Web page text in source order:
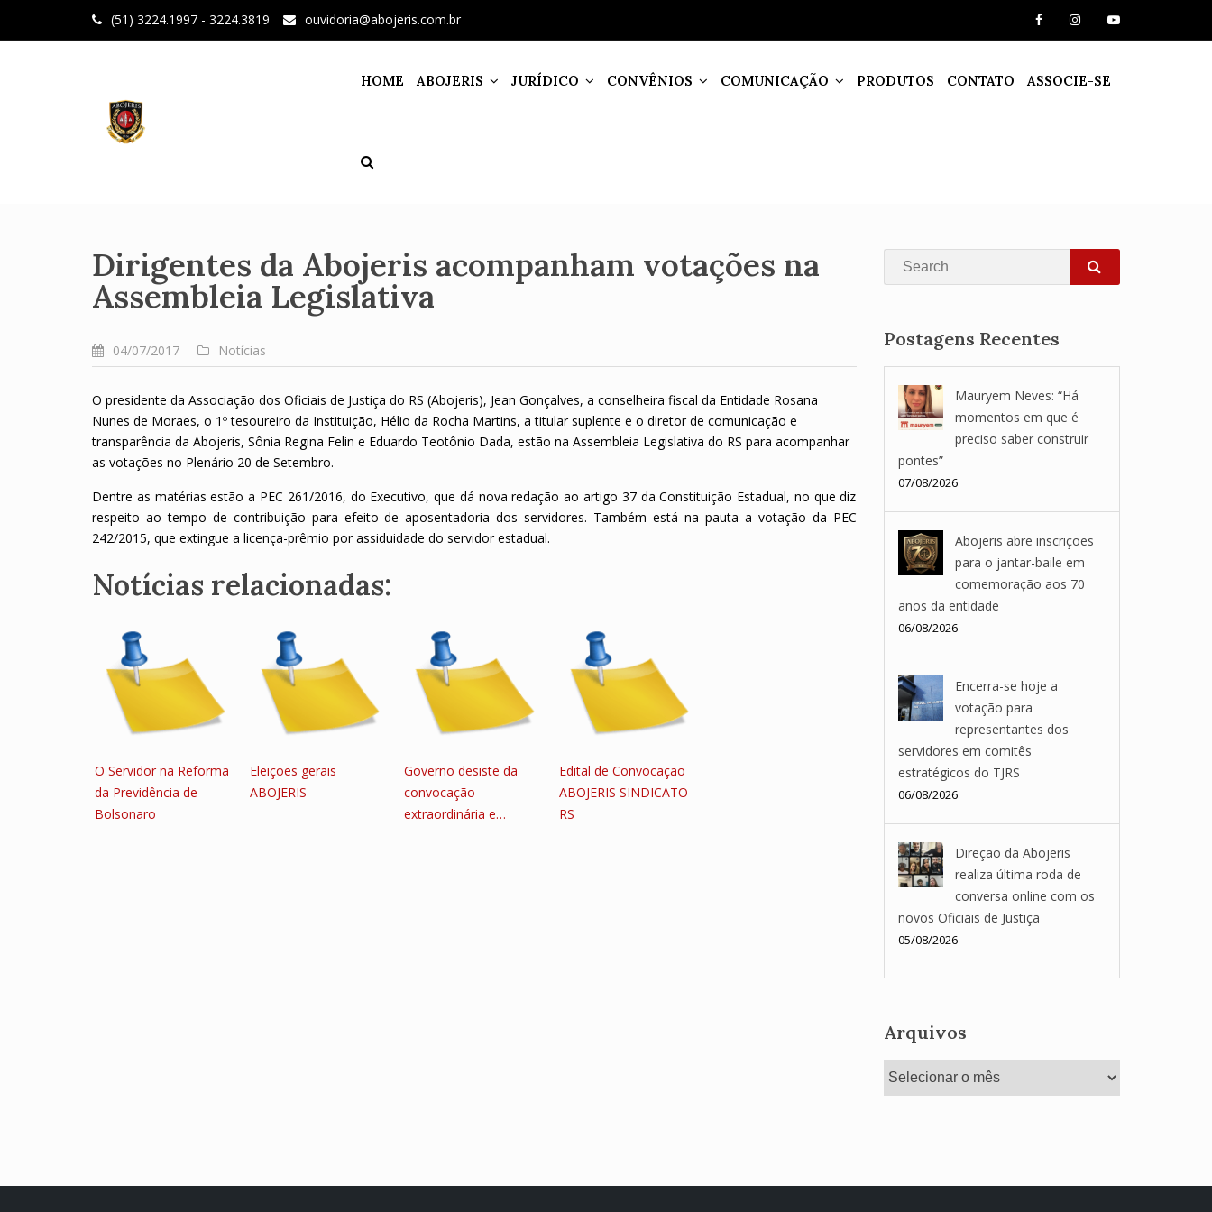
(51) 3224.1997 - 3224.3819 ouvidoria@abojeris.com.br
HOME ABOJERIS JURÍDICO CONVÊNIOS COMUNICAÇÃO PRODUTOS CONTATO ASSOCIE-SE
Dirigentes da Abojeris acompanham votações na
Assembleia Legislativa
04/07/2017 Notícias
O presidente da Associação dos Oficiais de Justiça do RS (Abojeris), Jean Gonçalves, a conselheira fiscal da Entidade Rosana
Nunes de Moraes, o 1º tesoureiro da Instituição, Hélio da Rocha Martins, a titular suplente e o diretorde comunicação e
transparência da Abojeris, Sônia Regina Felin e Eduardo Teotônio Dada, estão na Assembleia Legislativa do RS para acompanhar
as votações no Plenário 20 de Setembro.
Dentre as matérias estão a PEC 261/2016, do Executivo, que dá nova redação ao artigo 37 da Constituição Estadual, no que diz
respeito ao tempo de contribuição para efeito de aposentadoria dos servidores. Também está na pauta a votação da PEC
242/2015, que extingue a licença-prêmio por assiduidade do servidor estadual.
Notícias relacionadas:
O Servidor na Reforma
da Previdência de
Bolsonaro
Eleições gerais
ABOJERIS
Governo desiste da
convocação
extraordinária e…
Edital de Convocação
ABOJERIS SINDICATO -
RS
Search
SEARCH
Postagens Recentes
Mauryem Neves: “Há
momentos em que é
preciso saber construir
pontes”
07/08/2026
Abojeris abre inscrições
para o jantar-baile em
comemoração aos 70
anos da entidade
06/08/2026
Encerra-se hoje a
votação para
representantes dos
servidores em comitês
estratégicos do TJRS
06/08/2026
Direção da Abojeris
realiza última roda de
conversa online com os
novos Oficiais de Justiça
05/08/2026
Arquivos
Arquivos